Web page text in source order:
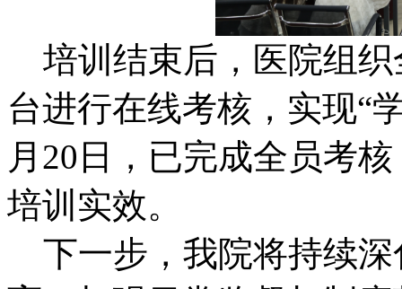
培训结束后，医院组织
台进行在线考核，实现“
月20日，已完成全员考
培训实效。
下一步，我院将持续深